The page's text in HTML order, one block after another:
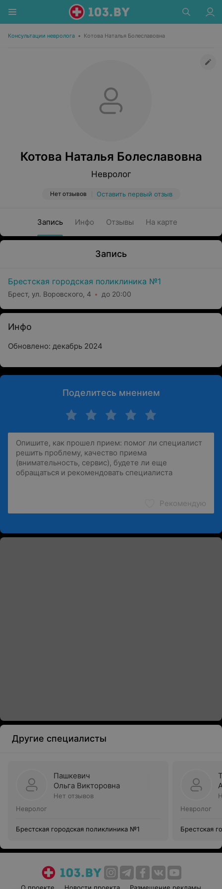
Консультации невролога • Котова Наталья Болеславовна
Котова Наталья Болеславовна
Невролог
Нет отзывов Оставить первый отзыв
Запись Инфо Отзывы На карте
Запись
Брестская городская поликлиника №1
Брест, ул. Воровского, 4 до 20:00
Инфо
Обновлено: декабрь 2024
Поделитесь мнением
Рекомендую
Другие специалисты
Пашкевич
Ольга Викторовна
Нет отзывов
Невролог
Брестская городская поликлиника №1
Невролог
Брестская